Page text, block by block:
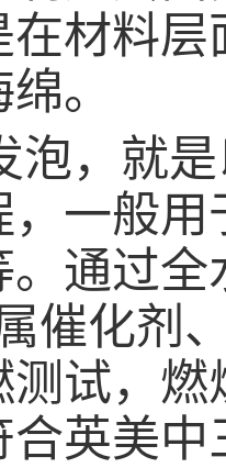
在材料
。
泡，就
，一般
。通过
催化剂
测试，燃
合英美中